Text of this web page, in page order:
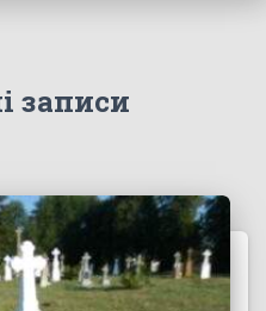
записи